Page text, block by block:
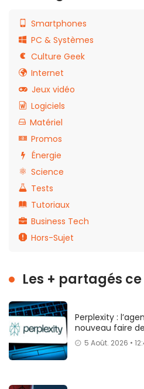
Smartphones
PC & Systèmes
Culture Geek
Internet
Jeux vidéo
Logiciels
Matériel
Promos
Énergie
Science
Tests
Tutoriaux
Business Tech
Hors-Sujet
Les + partagés
Perplexity :
nouveau faire
5 Août. 2026 •